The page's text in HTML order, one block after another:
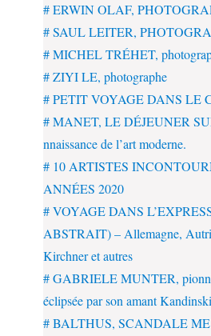
# ERWIN OLAF,
# SAUL LEITER,
# MICHEL TRÉHET,
# ZIYI LE, photographe
# PETIT VOYAGE DANS LE
# MANET, LE DÉJEUNER
nnaissance de l’art moderne.
# 10 ARTISTES
ANNÉES 2020
# VOYAGE DANS
ABSTRAIT) – Allemagne,
Kirchner et autres
# GABRIELE MUNTER,
éclipsée par son amant
# BALTHUS, SCANDALE